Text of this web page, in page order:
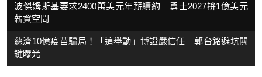
波傑姆斯基要求2400萬美元年薪續約 勇士2027拚1億美元
薪資空間
慈濟10億疫苗騙局！「這舉動」博證嚴信任 郭台銘避坑關
鍵曝光